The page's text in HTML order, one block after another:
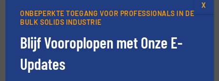
Deel dit bericht
ONBEPERKTE TOEGANG VOOR PROFESSIONALS IN DE
BULK SOLIDS INDUSTRIE
Blijf Vooroplopen met Onze E-
Updates
X